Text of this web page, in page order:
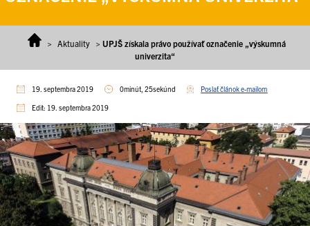
> Aktuality > UPJŠ získala právo používať označenie „výskumná
univerzita“
19. septembra 2019 0minút, 25sekúnd Poslať článok e-mailom
Edit: 19. septembra 2019